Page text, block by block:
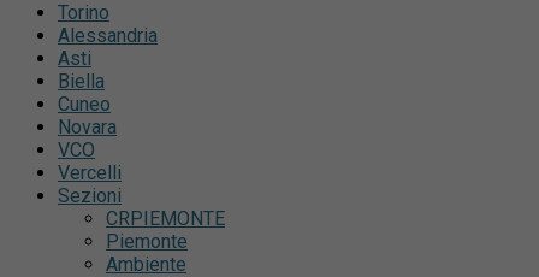
Torino
Alessandria
Asti
Biella
Cuneo
Novara
VCO
Vercelli
Sezioni
CRPIEMONTE
Piemonte
Ambiente